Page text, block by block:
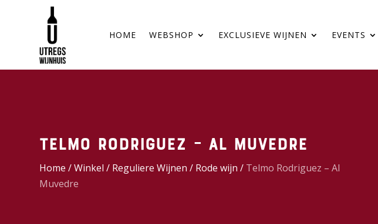
HOME WEBSHOP EXCLUSIEVE WIJNEN EVENTS
Telmo Rodriguez – Al Muvedre
Home /Winkel / Reguliere Wijnen / Rode wijn / Telmo Rodriguez – Al
Muvedre